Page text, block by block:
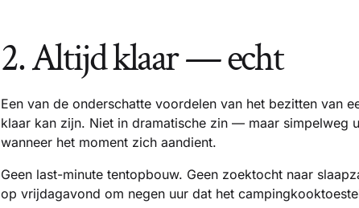
2. Altijd klaar — echt
Een van de onderschatte voordelen van het bezitten van
klaar kan zijn. Niet in dramatische zin — maar simpelweg
wanneer het moment zich aandient.
Geen last-minute tentopbouw. Geen zoektocht naar
op vrijdagavond om negen uur dat het